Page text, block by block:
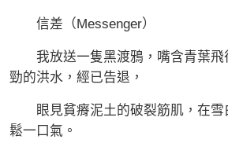
信差（Messenger）
我放送一隻黑渡鴉，嘴含青葉飛
勁的洪水，經已告退，
眼見貧瘠泥土的破裂筋肌，在雪
鬆一口氣。